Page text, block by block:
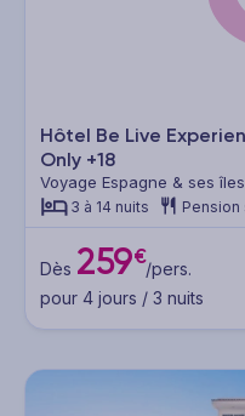
Hôtel Be Live
Only +18
Voyage Espagne & ses
3 à 14 nuits Pension
Dès 259€/pers.
pour 4 jours / 3 nuits